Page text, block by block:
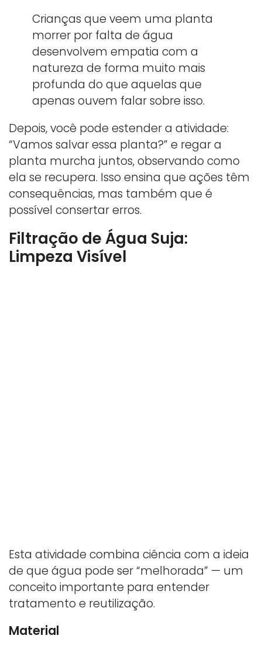
Crianças que veem uma planta
morrer por falta de água
desenvolvem empatia com a
natureza de forma muito mais
profunda do que aquelas que
apenas ouvem falar sobre isso.
Depois, você pode estender a atividade:
“Vamos salvar essa planta?” e regar a
planta murcha juntos, observando como
ela se recupera. Isso ensina que ações têm
consequências, mas também que é
possível consertar erros.
Filtração de Água Suja:
Limpeza Visível
Esta atividade combina ciência com a ideia
de que água pode ser “melhorada” — um
conceito importante para entender
tratamento e reutilização.
Material